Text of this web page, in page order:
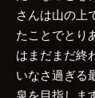
さんは山の上
たことでとり
はまだまだ終
いなさ過ぎる
泉を目指しま